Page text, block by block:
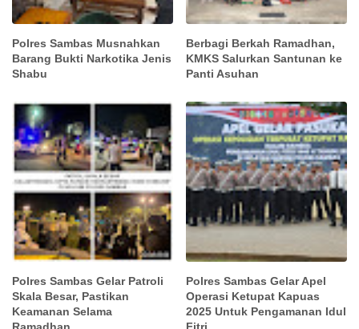
Polres Sambas Musnahkan
Barang Bukti Narkotika Jenis
Shabu
Berbagi Berkah Ramadhan,
KMKS Salurkan Santunan ke
Panti Asuhan
Polres Sambas Gelar Patroli
Skala Besar, Pastikan
Keamanan Selama
Polres Sambas Gelar Apel
Operasi Ketupat Kapuas
2025 Untuk Pengamanan Idul